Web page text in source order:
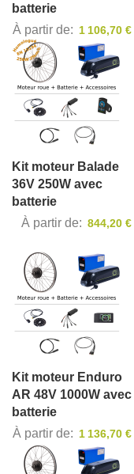
batterie
À partir de
1 106,70 €
Kit moteur Balade
36V 250W avec
batterie
À partir de
844,20 €
Kit moteur Enduro
AR 48V 1000W avec
batterie
À partir de
1 136,70 €